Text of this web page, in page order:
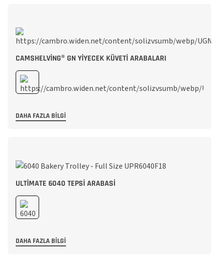
CAMSHELVING® GN YIYECEK KÜVETI ARABALARI
DAHA FAZLA BILGI
ULTIMATE 6040 TEPSI ARABASI
DAHA FAZLA BILGI